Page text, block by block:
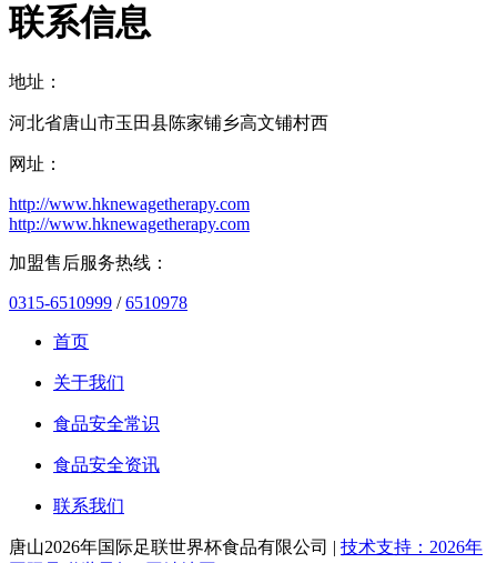
联系信息
地址：
河北省唐山市玉田县陈家铺乡高文铺村西
网址：
http://www.hknewagetherapy.com
http://www.hknewagetherapy.com
加盟售后服务热线：
0315-6510999 /6510978
首页
关于我们
食品安全常识
食品安全资讯
联系我们
唐山2026年国际足联世界杯食品有限公司 | 技术支持：2026年